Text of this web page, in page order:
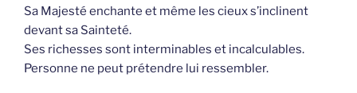
Sa Majesté enchante et même les cieux s’inclinent
devant sa Sainteté.
Ses richesses sont interminables et incalculables.
Personne ne peut prétendre lui ressembler.